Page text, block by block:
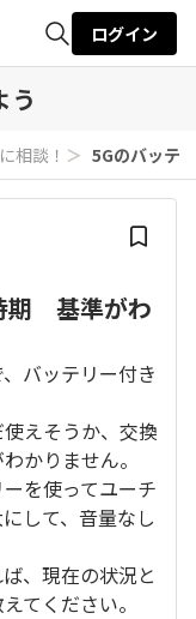
検索
ログイン
う
相談！ ＞ 5Gのバッテ
期 基準がわ
バッテリー付き
えそうか、交換
かりません。
を使ってユーチ
して、音量なし
、現在の状況と
てください。